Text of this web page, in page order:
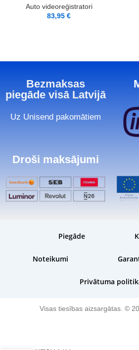
Auto videoreģistratori
83,95€
Bezmaksas
piegāde visā Latvijā
Uz Unisend pakomātiem
Droši maksājumi
Piegāde
Noteikumi
Privātuma
Visas tiesības aizsargātas. ©